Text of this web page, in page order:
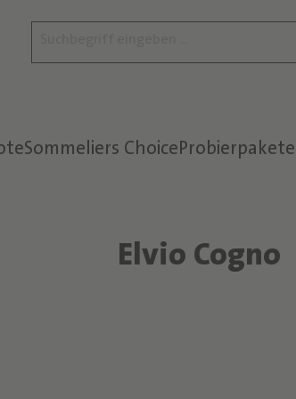
Sommeliers ChoiceProbierpakete
Elvio Cogno